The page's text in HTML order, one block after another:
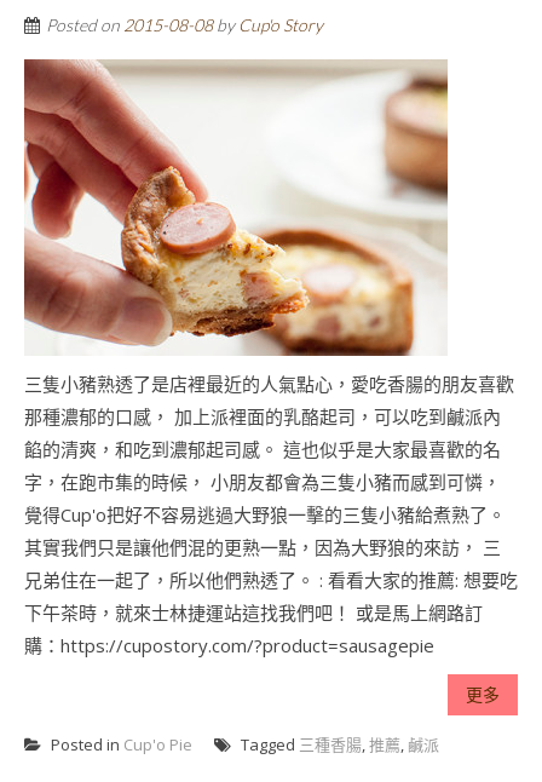
Posted on 2015-08-08by Cup'o Story
三隻小豬熟透了是店裡最近的人氣點心，愛吃香腸的朋友喜歡
那種濃郁的口感， 加上派裡面的乳酪起司，可以吃到鹹派內
餡的清爽，和吃到濃郁起司感。 這也似乎是大家最喜歡的名
字，在跑市集的時候， 小朋友都會為三隻小豬而感到可憐，
覺得Cup'o把好不容易逃過大野狼一擊的三隻小豬給煮熟了。
其實我們只是讓他們混的更熟一點，因為大野狼的來訪， 三
兄弟住在一起了，所以他們熟透了。 : 看看大家的推薦: 想要吃
下午茶時，就來士林捷運站這找我們吧！ 或是馬上網路訂
購：https://cupostory.com/?product=sausagepie
更多
Posted in Cup'o Pie Tagged 三種香腸,推薦, 鹹派